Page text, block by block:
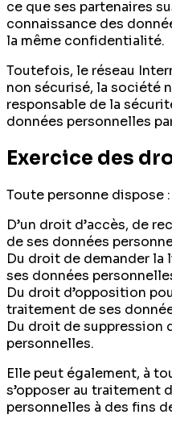
ce que ses partenaires
connaissance des
la même confidentialité.
Toutefois, le réseau
non sécurisé, la société
responsable de la
données personnelles
Exercice des
Toute personne dispose :
D’un droit d’accès, de
de ses données
Du droit de demander
ses données
Du droit d’opposition
traitement de ses
Du droit de suppression
personnelles.
Elle peut également, à
s’opposer au traitement
personnelles à des fins